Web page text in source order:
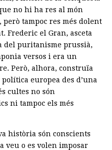
no hi ha res al món
tampoc res més dolent
Frederic el Gran, asceta
del puritanisme prussià,
versos i era un
Però, alhora, construïa
europea des d’una
cultes no són
ni tampoc els més
història són conscients
veu o es volen imposar